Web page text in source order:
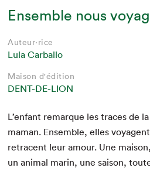
Ensemble nous
Auteur·rice
Lula Carballo
Maison d'édition
DENT-DE-LION
L’enfant remar­que les traces de
maman. Ensem­ble, elles
retra­cent leur amour. Une
un ani­mal marin, une sai­son,